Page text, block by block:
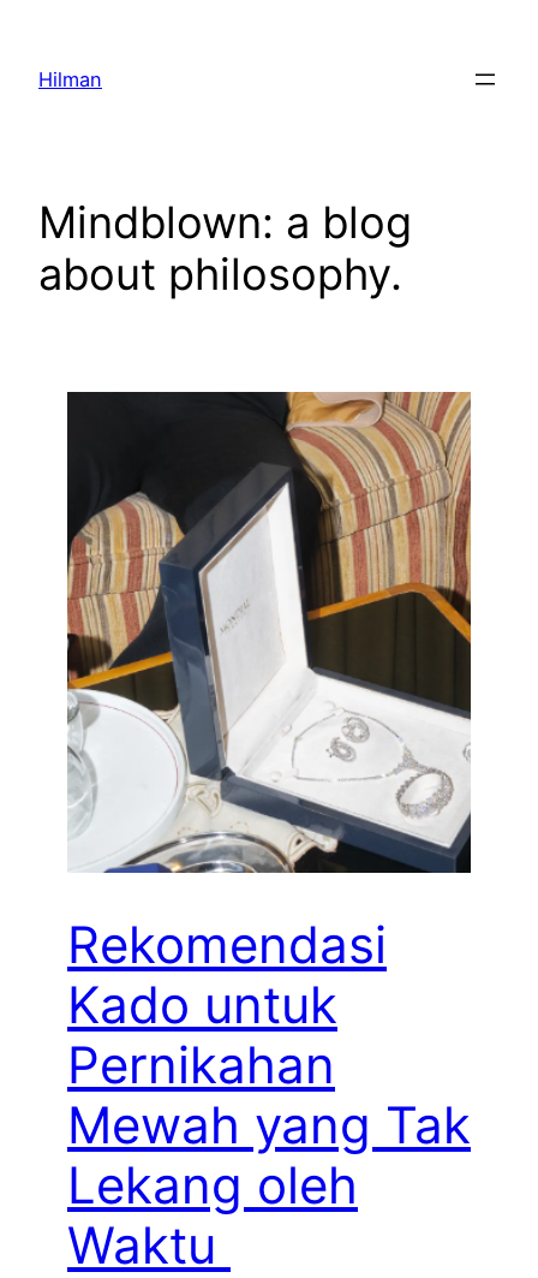
content
Hilman
Mindblown: a blog
about philosophy.
Rekomendasi
Kado untuk
Pernikahan
Mewah yang Tak
Lekang oleh
Waktu